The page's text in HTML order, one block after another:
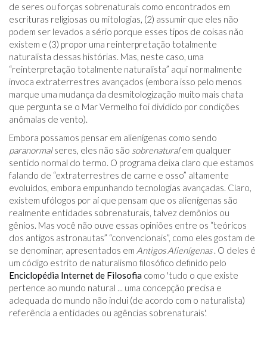
de seres ou forças sobrenaturais como encontrados em
escrituras religiosas ou mitologias, (2) assumir que eles não
podem ser levados a sério porque esses tipos de coisas não
existem e (3) propor uma reinterpretação totalmente
naturalista dessas histórias. Mas, neste caso, uma
“reinterpretação totalmente naturalista” aqui normalmente
invoca extraterrestres avançados (embora isso pelo menos
marque uma mudança da desmitologização muito mais chata
que pergunta se o Mar Vermelho foi dividido por condições
anômalas de vento).
Embora possamos pensar em alienígenas como sendo
paranormalseres, eles não são sobrenaturalem qualquer
sentido normal do termo. O programa deixa claro que estamos
falando de “extraterrestres de carne e osso” altamente
evoluídos, embora empunhando tecnologias avançadas. Claro,
existem ufólogos por aí que pensam que os alienígenas são
realmente entidades sobrenaturais, talvez demônios ou
gênios. Mas você não ouve essas opiniões entre os “teóricos
dos antigos astronautas” “convencionais”, como eles gostam de
se denominar, apresentados em Antigos Alienígenas. O deles é
um código estrito de naturalismo filosófico definido pelo
Enciclopédia Internet de Filosofia como 'tudo o que existe
pertence ao mundo natural ... uma concepção precisa e
adequada do mundo não inclui (de acordo com o naturalista)
referência a entidades ou agências sobrenaturais'.